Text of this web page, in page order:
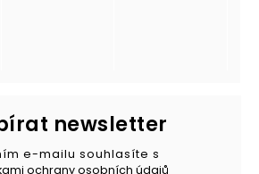
newsletter
e-mailu souhlasíte s
ochrany osobních údajů